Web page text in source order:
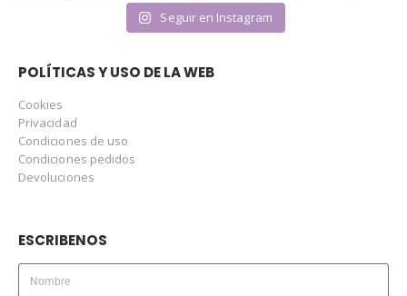
Seguir en Instagram
POLÍTICAS Y USO DE LA WEB
Cookies
Privacidad
Condiciones de uso
Condiciones pedidos
Devoluciones
ESCRIBENOS